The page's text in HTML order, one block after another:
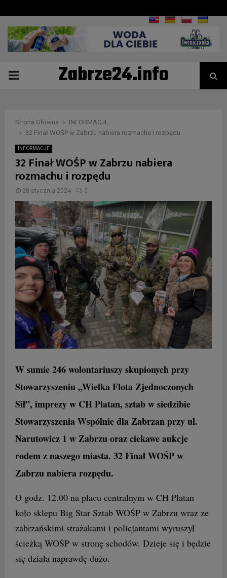
PRIMARYZabrze24.info
Strona Główna
INFORMACJE
32 Finał WOŚP w Zabrzu nabiera rozmachu i rozpędu
INFORMACJE
32 Finał WOŚP w Zabrzu nabiera
rozmachu i rozpędu
28 stycznia 2024 0
W sumie 246 wolontariuszy skupionych przy
Stowarzyszeniu „Wielka Flota Zjednoczonych
Sił”, imprezy w CH Platan, sztab w siedzibie
Stowarzyszenia Wspólnie dla Zabrzan przy ul.
Narutowicz 1 w Zabrzu oraz ciekawe aukcje
rodem z naszego miasta. 32 Finał WOŚP w
Zabrzu nabiera rozpędu.
O godz. 12.00 na placu centralnym w CH Platan
koło sklepu Big Star Sztab WOŚP w Zabrzu wraz ze
zabrzańskimi strażakami i policjantami wyruszył
ścieżką WOŚP w stronę schodów. Dzieje się i będzie
się działa naprawdę dużo.